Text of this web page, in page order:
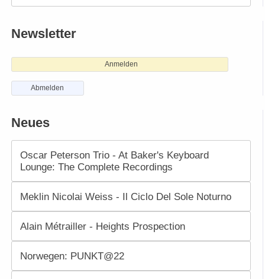
Newsletter
Anmelden
Abmelden
Neues
Oscar Peterson Trio - At Baker's Keyboard
Lounge: The Complete Recordings
Meklin Nicolai Weiss - Il Ciclo Del Sole Noturno
Alain Métrailler - Heights Prospection
Norwegen: PUNKT@22